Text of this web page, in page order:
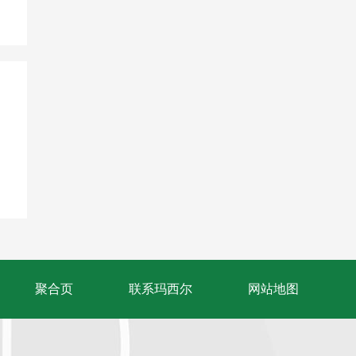
聚合页 联系玛西尔 网站地图